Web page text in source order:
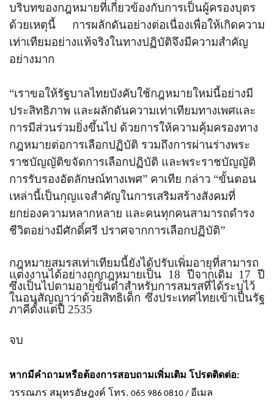
บริบทของกฎหมายที่เกี่ยวข้องกับการเป็นผู้ครองบุตร
ด้วยเหตุนี้ การผลักดันอย่างต่อเนื่องเพื่อให้เกิดความ
เท่าเทียมอย่างแท้จริงในทางปฏิบัติจึงมีความสำคัญ
อย่างมาก
“เราขอให้รัฐบาลไทยบังคับใช้กฎหมายใหม่นี้อย่างมี
ประสิทธิภาพ และผลักดันความเท่าเทียมทางเพศและ
การมีส่วนร่วมยิ่งขึ้นไป ด้วยการให้ความคุ้มครองทาง
กฎหมายต่อการเลือกปฏิบัติ รวมถึงการผ่านร่างพระ
ราชบัญญัติขจัดการเลือกปฏิบัติ และพระราชบัญญัติ
การรับรองอัตลักษณ์ทางเพศ” คาเทีย กล่าว “ขั้นตอน
เหล่านี้เป็นกุญแจสำคัญในการเสริมสร้างสังคมที่
ยกย่องความหลากหลาย และคนทุกคนสามารถดำรง
ชีวิตอย่างมีศักดิ์ศรี ปราศจากการเลือกปฏิบัติ”
กฎหมายสมรสเท่าเทียมนี้ยังได้ปรับเพิ่มอายุที่สามารถ
แต่งงานได้อย่างถูกกฎหมายเป็น 18 ปีจากเดิม 17 ปี
ซึ่งเป็นไปตามอายุขั้นต่ำสำหรับการสมรสที่ได้ระบุไว้
ในอนุสัญญาว่าด้วยสิทธิเด็ก ซึ่งประเทศไทยเข้าเป็นรัฐ
ภาคีตั้งแต่ปี 2535
จบ
หากมีคำถามหรือต้องการสอบถามเพิ่มเติม โปรดติดต่อ:
วรรณภร สมุทรอัษฎงค์ โทร. 065 986 0810 / อีเมล